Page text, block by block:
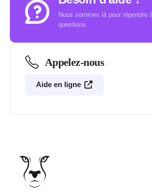
Nous sommes là pour répondre
questions.
Appelez-nous
Aide en ligne